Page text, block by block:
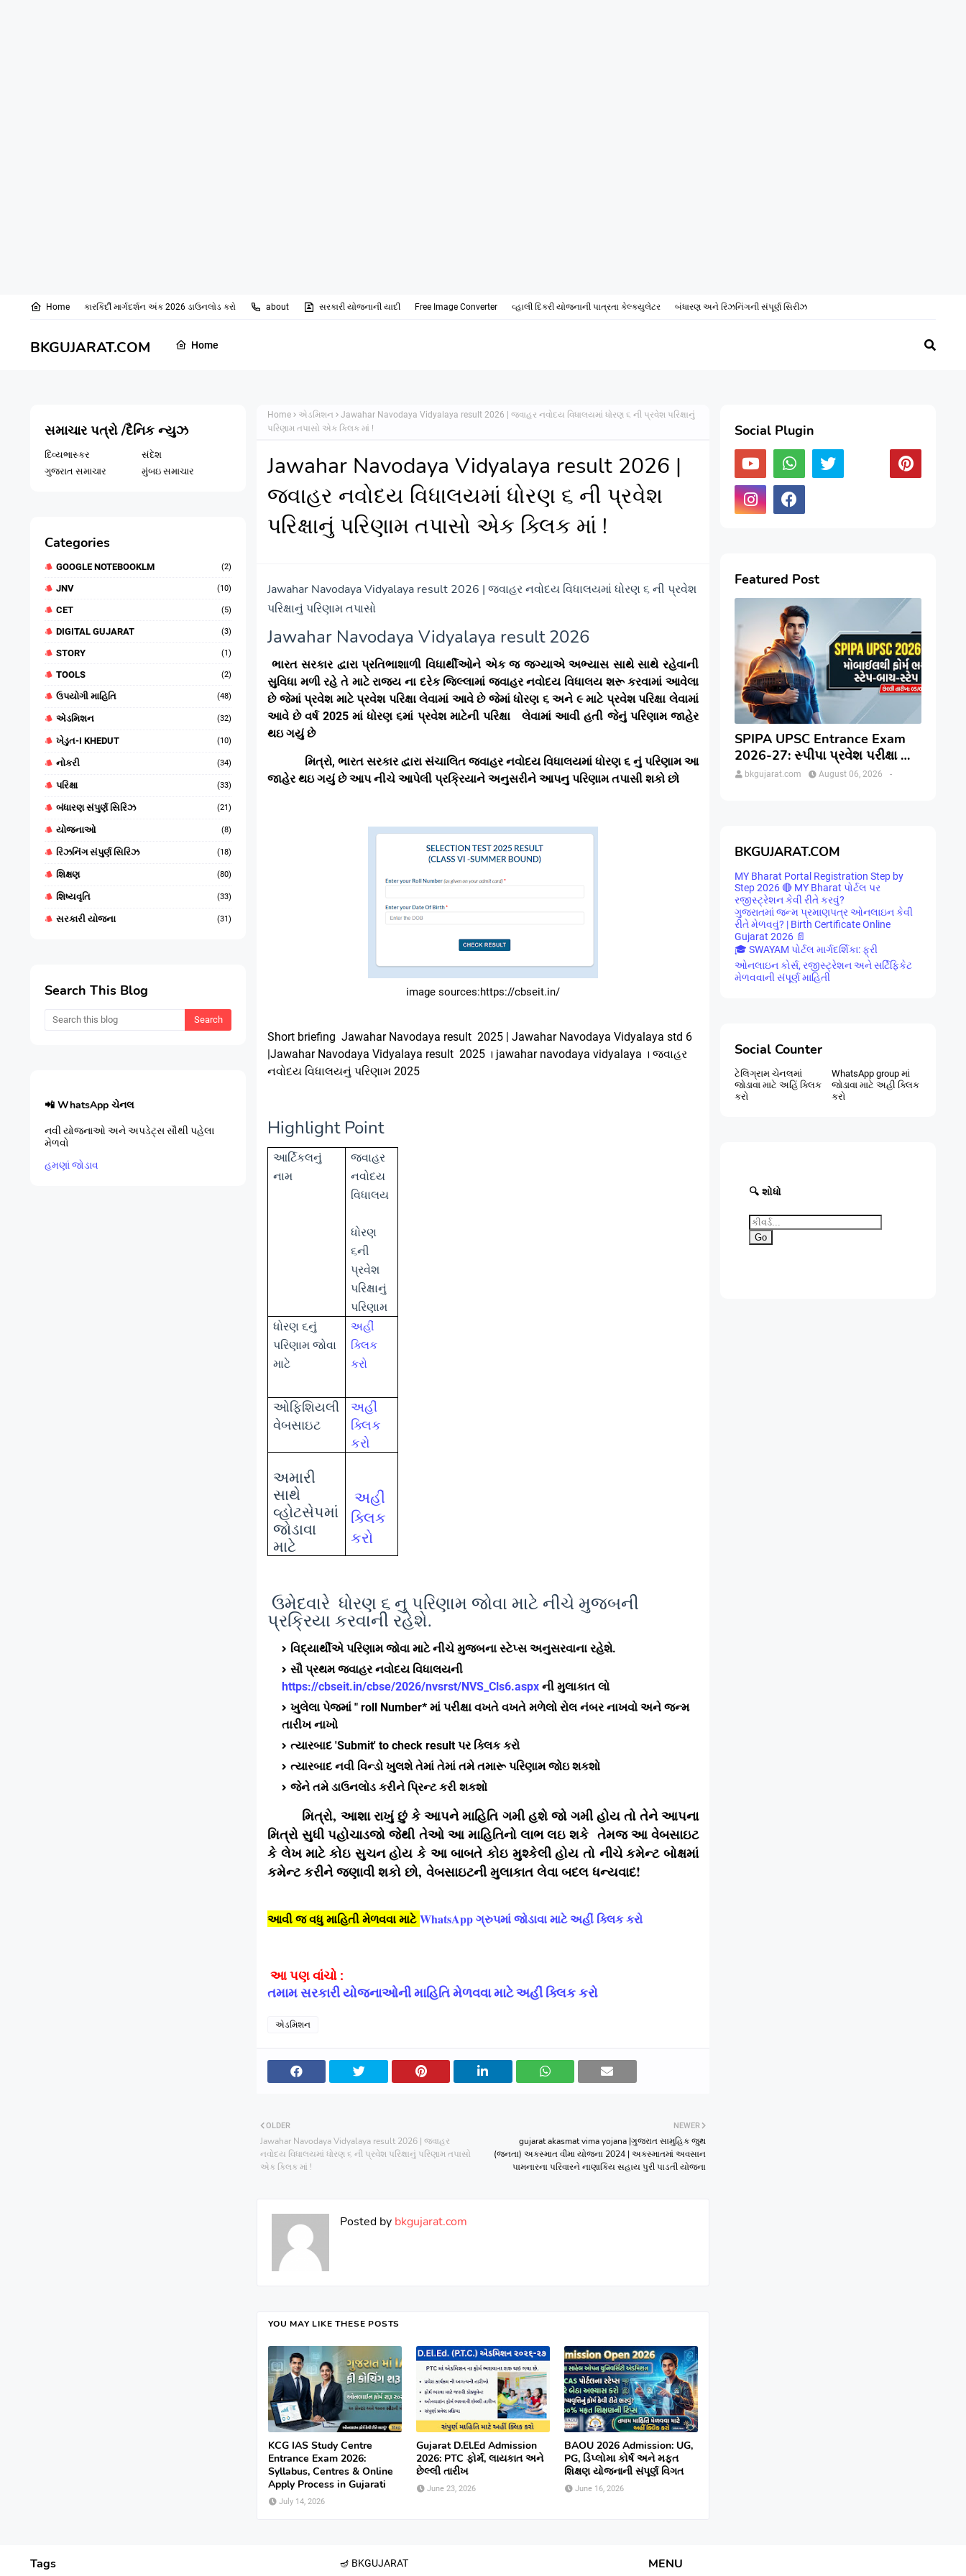
Home કારકિર્દી માર્ગદર્શન અંક 2026 ડાઉનલોડ કરો about સરકારી યોજનાની યાદી Free Image Converter વ્હાલી દિકરી યોજનાની પાત્રતા કેલ્ક્યુલેટર બંધારણ અને રિઝનિંગની સંપૂર્ણ સિરીઝ
BKGUJARAT.COM Home
સમાચાર પત્રો /દૈનિક ન્યુઝ
દિવ્યભાસ્કર
સંદેશ
ગુજરાત સમાચાર
મુંબઇ સમાચાર
Categories
GOOGLE NOTEBOOKLM (2)
JNV (10)
CET (5)
DIGITAL GUJARAT (3)
STORY (1)
TOOLS (2)
ઉપયોગી માહિતિ (48)
એડમિશન (32)
ખેડુત-I KHEDUT (10)
નોકરી (34)
પરિક્ષા (33)
બંધારણ સંપુર્ણ સિરિઝ (21)
યોજનાઓ (8)
રિઝનિંગ સંપુર્ણ સિરિઝ (18)
શિક્ષણ (80)
શિષ્યવૃતિ (33)
સરકારી યોજના (31)
Search This Blog
📲 WhatsApp ચેનલ
નવી યોજનાઓ અને અપડેટ્સ સૌથી પહેલા
મેળવો
હમણાં જોડાવ
Home એડમિશન
Jawahar Navodaya Vidyalaya result 2026 | જવાહર નવોદય વિધાલયમાં ધોરણ ૬ ની પ્રવેશ પરિક્ષાનું
પરિણામ તપાસો એક ક્લિક માં !
Jawahar Navodaya Vidyalaya result 2026 |
જવાહર નવોદય વિધાલયમાં ધોરણ ૬ ની પ્રવેશ
પરિક્ષાનું પરિણામ તપાસો એક ક્લિક માં !
Jawahar Navodaya Vidyalaya result 2026 | જવાહર નવોદય વિધાલયમાં ધોરણ ૬ ની પ્રવેશ
પરિક્ષાનું પરિણામ તપાસો
Jawahar Navodaya Vidyalaya result2026
ભારત સરકાર દ્વારા પ્રતિભાશાળી વિધાર્થીઓને એક જ જગ્યાએ અભ્યાસ સાથે સાથે રહેવાની
સુવિધા મળી રહે તે માટે રાજ્ય ના દરેક જિલ્લામાં જવાહર નવોદય વિધાલય શરૂ કરવામાં આવેલા
છે જેમાં પ્રવેશ માટે પ્રવેશ પરિક્ષા લેવામાં આવે છે જેમાં ધોરણ ૬ અને ૯ માટે પ્રવેશ પરિક્ષા લેવામાં
આવે છે વર્ષ 2025 માં ધોરણ ૬માં પ્રવેશ માટેની પરિક્ષા લેવામાં આવી હતી જેનું પરિણામ જાહેર
થઇ ગયું છે
મિત્રો, ભારત સરકાર દ્વારા સંચાલિત જવાહર નવોદય વિધાલયમાં ધોરણ ૬ નું પરિણામ આ
જાહેર થઇ ગયું છે આપ નીચે આપેલી પ્રક્રિયાને અનુસરીને આપનુ પરિણામ તપાસી શકો છો
image sources:https://cbseit.in/
Short briefing Jawahar Navodaya result 2025 | Jawahar Navodaya Vidyalaya std 6
|Jawahar Navodaya Vidyalaya result 2025 । jawahar navodaya vidyalaya । જવાહર
નવોદય વિધાલયનું પરિણામ 2025
Highlight Point
આર્ટિકલનું
નામ
જવાહર
નવોદય
વિધાલય
ધોરણ
૬ની
પ્રવેશ
પરિક્ષાનું
પરિણામ
ધોરણ ૬નું
પરિણામ જોવા
માટે
અહીં
ક્લિક
કરો
ઓફિશિયલી
વેબસાઇટ
અહીં
ક્લિક
કરો
અમારી
સાથે
વ્હોટસેપમાં
જોડાવા
માટે
અહીં
ક્લિક
કરો
ઉમેદવારે ધોરણ ૬ નુ પરિણામ જોવા માટે નીચે મુજબની
પ્રક્રિયા કરવાની રહેશે.
વિદ્યાર્થીએ પરિણામ જોવા માટે નીચે મુજબના સ્ટેપ્સ અનુસરવાના રહેશે.
સૌ પ્રથમ જવાહર નવોદય વિધાલયની
https://cbseit.in/cbse/2026/nvsrst/NVS_Cls6.aspx ની મુલાકાત લો
ખુલેલા પેજમાં " roll Number* માં પરીક્ષા વખતે વખતે મળેલો રોલ નંબર નાખવો અને જન્મ
તારીખ નાખો
ત્યારબાદ 'Submit' to check result પર ક્લિક કરો
ત્યારબાદ નવી વિન્ડો ખુલશે તેમાં તેમાં તમે તમારૂ પરિણામ જોઇ શકશો
જેને તમે ડાઉનલોડ કરીને પ્રિન્ટ કરી શકશો
મિત્રો,આશા રાખું છું કે આપને માહિતિ ગમી હશે જો ગમી હોય તો તેને આપના
મિત્રો સુધી પહોચાડજો જેથી તેઓ આ માહિતિનો લાભ લઇ શકે તેમજ આ વેબસાઇટ
કે લેખ માટે કોઇ સુચન હોય કે આ બાબતે કોઇ મુશ્કેલી હોય તો નીચે કમેન્ટ બોક્ષમાં
કમેન્ટ કરીને જણાવી શકો છો, વેબસાઇટની મુલાકાત લેવા બદલ ધન્યવાદ!
આવી જ વધુ માહિતી મેળવવા માટેWhatsApp ગ્રુપમાં જોડાવા માટે અહીં ક્લિક કરો
આ પણ વાંચો :
તમામ સરકારી યોજનાઓની માહિતિ મેળવવા માટે અહીં ક્લિક કરો
એડમિશન
NEWER
gujarat akasmat vima yojana |ગુજરાત સામુહિક જુથ
(જનતા‌‌) અકસ્માત વીમા યોજના‌ 2024 | અકસ્માતમાં અવસાન
પામનારના પરિવારને નાણાકિય સહાય પુરી પાડતી યોજના
OLDER
Jawahar Navodaya Vidyalaya result 2026 | જવાહર
નવોદય વિધાલયમાં ધોરણ ૬ ની પ્રવેશ પરિક્ષાનું પરિણામ તપાસો
એક ક્લિક માં !
Posted by bkgujarat.com
YOU MAY LIKE THESE POSTS
KCG IAS Study Centre
Entrance Exam 2026:
Syllabus, Centres & Online
Apply Process in Gujarati
July 14, 2026
Gujarat D.El.Ed Admission
2026: PTC ફોર્મ, લાયકાત અને
છેલ્લી તારીખ
June 23, 2026
BAOU 2026 Admission: UG,
PG, ડિપ્લોમા કોર્ષ અને મફત
શિક્ષણ યોજનાની સંપૂર્ણ વિગત
June 16, 2026
Social Plugin
Featured Post
SPIPA UPSC Entrance Exam
2026-27: સ્પીપા પ્રવેશ પરીક્ષા માટે
ઓનલાઇન અરજી કેવી રીતે કરવી?
bkgujarat.com -
August 06, 2026
BKGUJARAT.COM
MY Bharat Portal Registration Step by
Step 2026 🔴 MY Bharat પોર્ટલ પર
રજીસ્ટ્રેશન કેવી રીતે કરવું?
ગુજરાતમાં જન્મ પ્રમાણપત્ર ઓનલાઇન કેવી
રીતે મેળવવું? | Birth Certificate Online
Gujarat 2026 📄
🎓 SWAYAM પોર્ટલ માર્ગદર્શિકા: ફ્રી
ઓનલાઇન કોર્સ, રજીસ્ટ્રેશન અને સર્ટિફિકેટ
મેળવવાની સંપૂર્ણ માહિતી
Social Counter
ટેલિગ્રામ ચેનલમાં
જોડાવા માટે અહિં ક્લિક
કરો
WhatsApp group માં
જોડાવા માટે અહી ક્લિક
કરો
🔍 શોધો
Go
Tags 🪔 BKGUJARAT MENU